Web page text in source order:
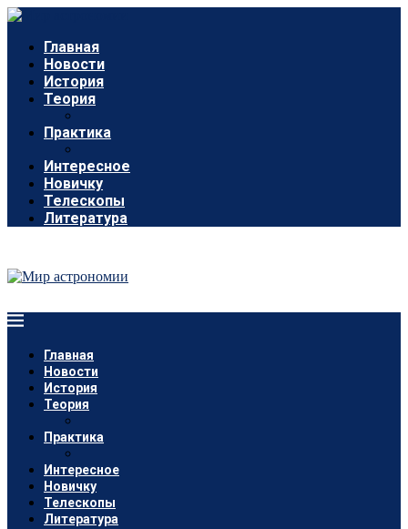
Главная
Новости
История
Теория
Практика
Интересное
Новичку
Телескопы
Литература
Главная
Новости
История
Теория
Практика
Интересное
Новичку
Телескопы
Литература